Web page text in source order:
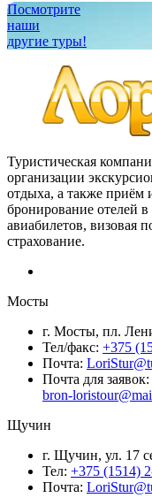
Посмотрите
наши
другие туры!
Туристическая
организации
отдыха, а также приём
бронирование отелей
авиабилетов, визовая
страхование.
Мосты
г. Мосты, пл.
Тел/факс: +375
Почта:
Почта для заявок:
bron-
Щучин
г. Щучин, ул. 17
Тел: +375 (1514)
Почта: